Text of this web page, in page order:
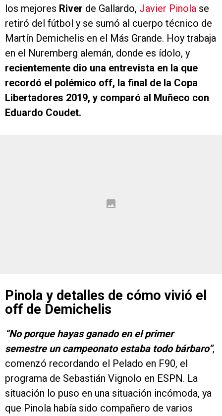
los mejores River de Gallardo, Javier Pinola se
retiró del fútbol y se sumó al cuerpo técnico de
Martín Demichelis en el Más Grande. Hoy trabaja
en el Nuremberg alemán, donde es ídolo, y
recientemente dio una entrevista en la que
recordó el polémico off, la final de la Copa
Libertadores 2019, y comparó al Muñeco con
Eduardo Coudet.
Pinola y detalles de cómo vivió el
off de Demichelis
“No porque hayas ganado en el primer
semestre un campeonato estaba todo bárbaro”,
comenzó recordando el Pelado en F90, el
programa de Sebastián Vignolo en ESPN. La
situación lo puso en una situación incómoda, ya
que Pinola había sido compañero de varios